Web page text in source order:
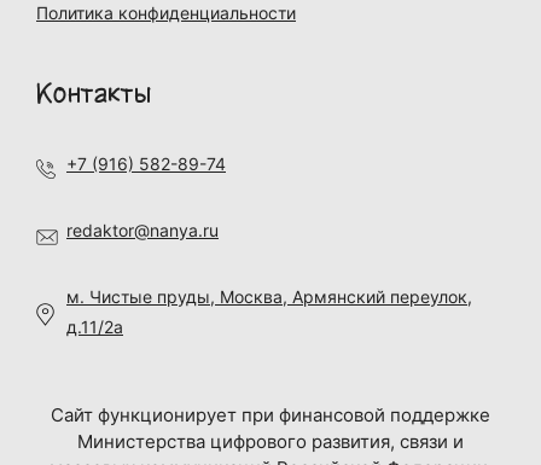
Политика конфиденциальности
Контакты
+7 (916) 582-89-74
redaktor@nanya.ru
м. Чистые пруды, Москва, Армянский переулок,
д.11/2а
Сайт функционирует при финансовой поддержке
Министерства цифрового развития, связи и